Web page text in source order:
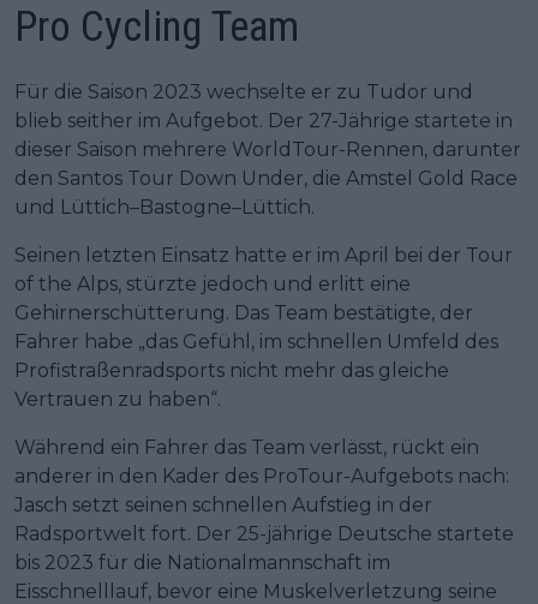
Pro Cycling Team
Für die Saison 2023 wechselte er zu Tudor und
blieb seither im Aufgebot. Der 27-Jährige startete in
dieser Saison mehrere WorldTour-Rennen, darunter
den Santos Tour Down Under, die Amstel Gold Race
und Lüttich–Bastogne–Lüttich.
Seinen letzten Einsatz hatte er im April bei der Tour
of the Alps, stürzte jedoch und erlitt eine
Gehirnerschütterung. Das Team bestätigte, der
Fahrer habe „das Gefühl, im schnellen Umfeld des
Profistraßenradsports nicht mehr das gleiche
Vertrauen zu haben“.
Während ein Fahrer das Team verlässt, rückt ein
anderer in den Kader des ProTour-Aufgebots nach:
Jasch setzt seinen schnellen Aufstieg in der
Radsportwelt fort. Der 25-jährige Deutsche startete
bis 2023 für die Nationalmannschaft im
Eisschnelllauf, bevor eine Muskelverletzung seine